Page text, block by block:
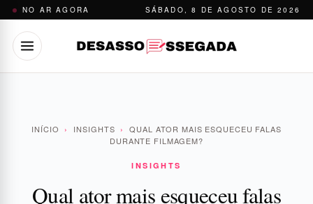
Pular
conteúdo
NO AR AGORA SÁBADO, 8 DE AGOSTO DE 2026
INÍCIO › INSIGHTS ›
QUAL ATOR MAIS ESQUECEU FALAS
DURANTE FILMAGEM?
INSIGHTS
Qual ator mais esqueceu falas